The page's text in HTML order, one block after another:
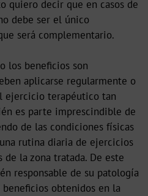
quiero decir que en casos de
debe ser el único
será complementario.
los beneficios son
aplicarse regularmente o
ejercicio terapéutico tan
es parte imprescindible de
de las condiciones físicas
rutina diaria de ejercicios
la zona tratada. De este
responsable de su patología
obtenidos en la